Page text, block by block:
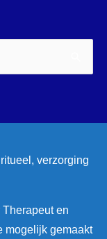
verzorging
en
mogelijk gemaakt